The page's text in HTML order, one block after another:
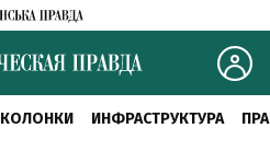
КОЛОНКИ ИНФРАСТРУКТУРА